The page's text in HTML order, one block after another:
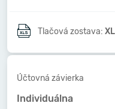
Tlačová zostava:
Účtovná závierka
Individuálna